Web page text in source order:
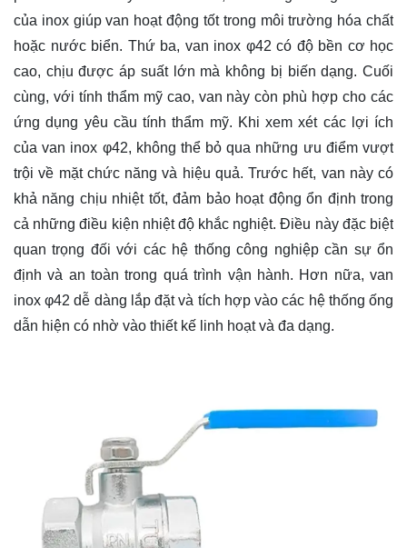
của inox giúp van hoạt động tốt trong môi trường hóa chất
hoặc nước biển. Thứ ba, van inox φ42 có độ bền cơ học
cao, chịu được áp suất lớn mà không bị biến dạng. Cuối
cùng, với tính thẩm mỹ cao, van này còn phù hợp cho các
ứng dụng yêu cầu tính thẩm mỹ. Khi xem xét các lợi ích
của van inox φ42, không thể bỏ qua những ưu điểm vượt
trội về mặt chức năng và hiệu quả. Trước hết, van này có
khả năng chịu nhiệt tốt, đảm bảo hoạt động ổn định trong
cả những điều kiện nhiệt độ khắc nghiệt. Điều này đặc biệt
quan trọng đối với các hệ thống công nghiệp cần sự ổn
định và an toàn trong quá trình vận hành. Hơn nữa, van
inox φ42 dễ dàng lắp đặt và tích hợp vào các hệ thống ống
dẫn hiện có nhờ vào thiết kế linh hoạt và đa dạng.